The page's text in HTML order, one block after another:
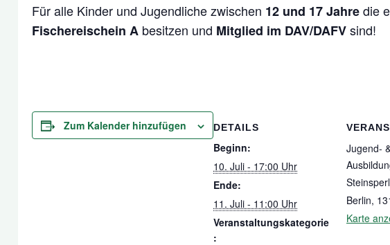
Für alle Kinder und Jugendliche zwischen 12 und 17 Jahredie
Fischereischein A besitzen und Mitglied im DAV/DAFVsind!
Zum Kalender hinzufügen DETAILS
Beginn:
10. Juli - 17:00 Uhr
Ende:
11. Juli - 11:00 Uhr
Veranstaltungskategorie
:
Jugend- &
Berlin,
Karte